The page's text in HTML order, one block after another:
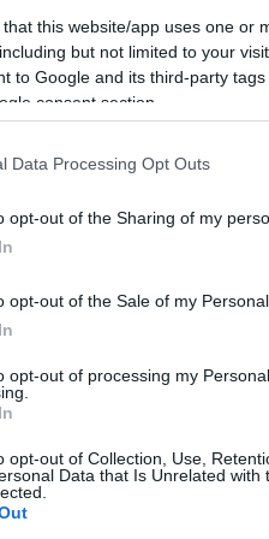
that this website/app uses one or
but not limited to your
to Google and its third-party
consent section.
Data Processing Opt Outs
opt-out of the Sharing of my
opt-out of the Sale of my Personal
opt-out of processing my
opt-out of Collection, Use,
Data that Is Unrelated with